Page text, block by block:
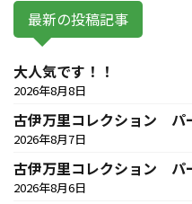
最新の投稿記事
大人気です！！
2026年8月8日
古伊万里コレクション パ
2026年8月7日
古伊万里コレクション パ
2026年8月6日